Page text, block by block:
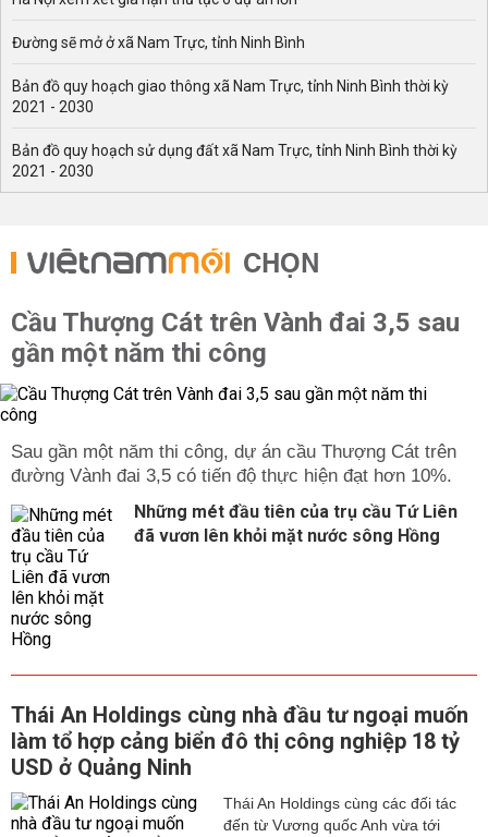
Đường sẽ mở ở xã Nam Trực, tỉnh Ninh Bình
Bản đồ quy hoạch giao thông xã Nam Trực, tỉnh Ninh Bình thời kỳ
2021 - 2030
Bản đồ quy hoạch sử dụng đất xã Nam Trực, tỉnh Ninh Bình thời kỳ
2021 - 2030
CHỌN
Cầu Thượng Cát trên Vành đai 3,5 sau
gần một năm thi công
Sau gần một năm thi công, dự án cầu Thượng Cát trên
đường Vành đai 3,5 có tiến độ thực hiện đạt hơn 10%.
Những mét đầu tiên của trụ cầu Tứ Liên
đã vươn lên khỏi mặt nước sông Hồng
Thái An Holdings cùng nhà đầu tư ngoại muốn
làm tổ hợp cảng biển đô thị công nghiệp 18 tỷ
USD ở Quảng Ninh
Thái An Holdings cùng các đối tác
đến từ Vương quốc Anh vừa tới